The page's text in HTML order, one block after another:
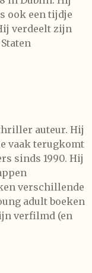
ook een tijdje
verdeelt zijn
auteur. Hij
vaak terugkomt
sinds 1990. Hij
verschillende
adult boeken
verfilmd (en